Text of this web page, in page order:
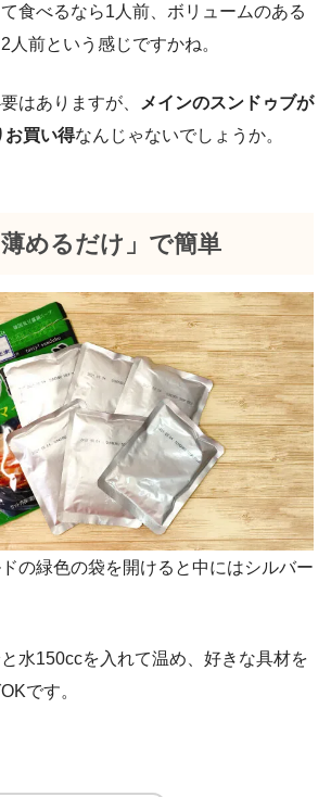
食べるなら1人前、ボリュームのある
人前という感じですかね。
はありますが、
メインのスンドゥブが
お買い得なんじゃないでしょうか。
めるだけ」で簡単
の緑色の袋を開けると中にはシルバー
水150ccを入れて温め、好きな具材を
です。